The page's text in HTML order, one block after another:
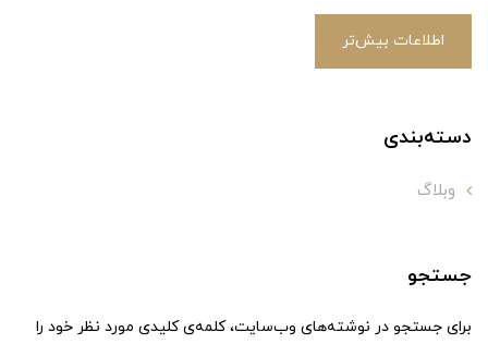
اطلاعات بیش‌تر
دسته‌بندی
وبلاگ
جستجو
برای جستجو در نوشته‌های وب‌سایت، کلمه‌ی کلیدی مورد نظر خود را